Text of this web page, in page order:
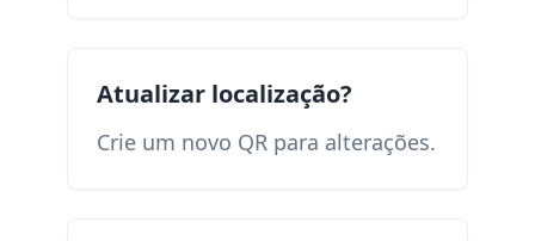
Atualizar localização?
Crie um novo QR para alterações.